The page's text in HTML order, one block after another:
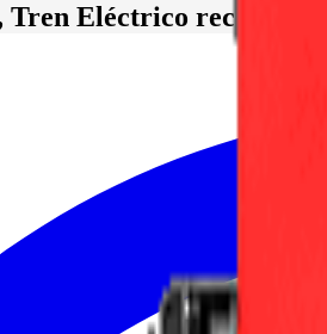
Tren Eléctrico recibe